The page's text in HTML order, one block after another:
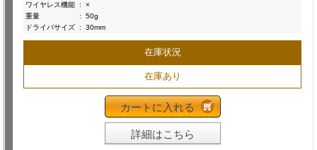
ワイヤレス機能 :
×
重量
:
50g
ドライバサイズ : 30mm
在庫状況
在庫あり
カートに入れる
詳細はこちら